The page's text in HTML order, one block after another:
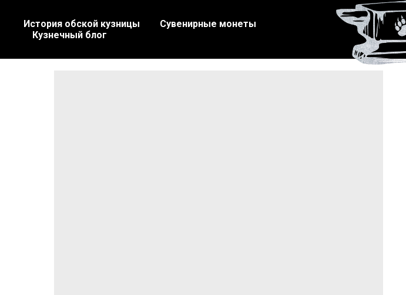
История обской кузницы
Сувенирные монеты
Кузнечный блог